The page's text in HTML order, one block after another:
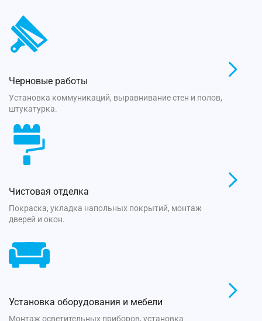
Черновые работы
Установка коммуникаций, выравнивание стен и полов,
штукатурка.
Чистовая отделка
Покраска, укладка напольных покрытий, монтаж
дверей и окон.
Установка оборудования и мебели
Монтаж осветительных приборов, установка